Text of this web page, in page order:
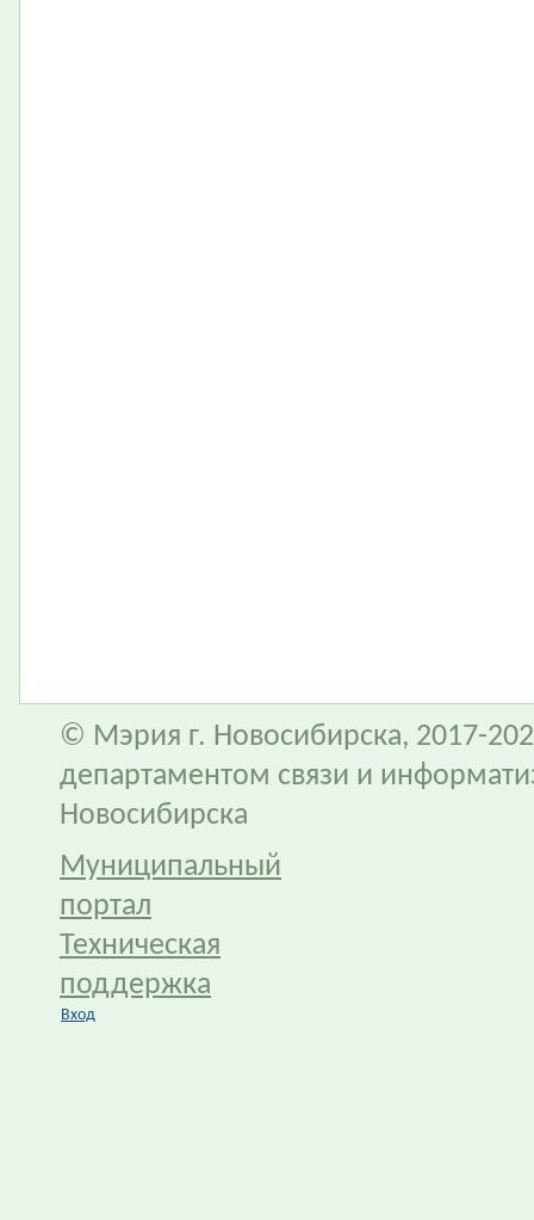
© Мэрия г. Новосибирска, 2017-
департаментом связи и
Новосибирска
Муниципальный
портал
Техническая
поддержка
Вход